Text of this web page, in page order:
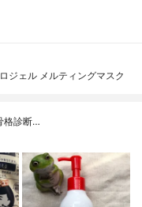
ジェル メルティングマスク
格診断…